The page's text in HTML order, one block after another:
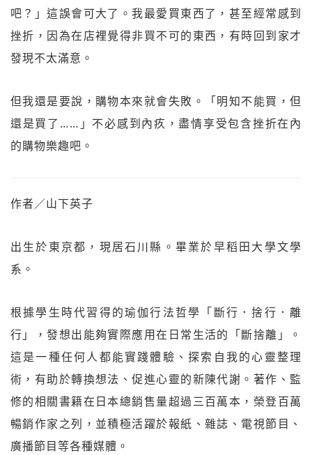
吧？」這誤會可大了。我最愛買東西了，甚至經常感到
挫折，因為在店裡覺得非買不可的東西，有時回到家才
發現不太滿意。
但我還是要說，購物本來就會失敗。「明知不能買，但
還是買了……」不必感到內疚，盡情享受包含挫折在內
的購物樂趣吧。
作者／山下英子
出生於東京都，現居石川縣。畢業於早稻田大學文學
系。
根據學生時代習得的瑜伽行法哲學「斷行．捨行．離
行」，發想出能夠實際應用在日常生活的「斷捨離」。
這是一種任何人都能實踐體驗、探索自我的心靈整理
術，有助於轉換想法、促進心靈的新陳代謝。著作、監
修的相關書籍在日本總銷售量超過三百萬本，榮登百萬
暢銷作家之列，並積極活躍於報紙、雜誌、電視節目、
廣播節目等各種媒體。